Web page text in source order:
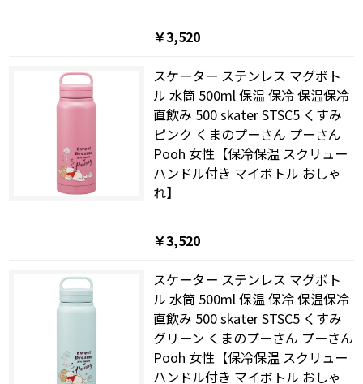
￥3,520
スケーター ステンレス マグボト
ル 水筒 500ml 保温 保冷 保温保冷
直飲み 500 skater STSC5 くすみ
ピンク くまのプーさん プーさん
Pooh 女性【保冷保温 スクリュー
ハンドル付き マイボトル おしゃ
れ】
￥3,520
スケーター ステンレス マグボト
ル 水筒 500ml 保温 保冷 保温保冷
直飲み 500 skater STSC5 くすみ
グリーン くまのプーさん プーさん
Pooh 女性【保冷保温 スクリュー
ハンドル付き マイボトル おしゃ